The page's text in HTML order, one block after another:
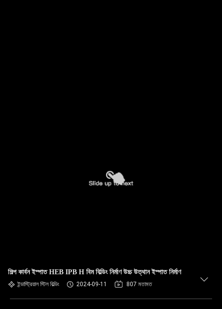
শিল্প কার্বন ইস্পাত HEB IPB H বিম বিল্ডিং নির্মাণ উচ্চ উত্থান ইস্পাত নির্মাণ
ইন্ডাস্ট্রিয়াল স্টিল বিল্ডিং 2024-09-11 807 মতামত